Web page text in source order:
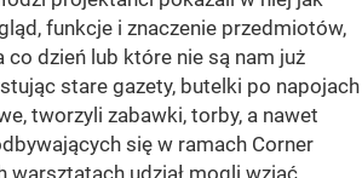
funkcje i znaczenie przedmiotów,
co dzień lub które nie są nam już
stare gazety, butelki po napojach
tworzyli zabawki, torby, a nawet
się w ramach Corner
warsztatach udział mogli wziąć